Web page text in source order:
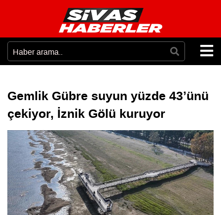
Gemlik Gübre suyun yüzde 43’ünü
çekiyor, İznik Gölü kuruyor